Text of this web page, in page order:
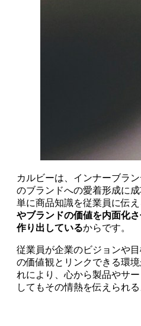
カルビーは、インナーブラ
のブランドへの愛着形成に
単に商品知識を従業員に伝え
やブランドの価値を内面化
作り出しているからです。
従業員が企業のビジョンや
の価値観とリンクできる環
れにより、心から製品やサ
してもその情熱を伝えられ